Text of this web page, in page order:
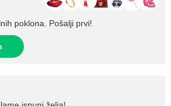
poklona. Pošalji prvi!